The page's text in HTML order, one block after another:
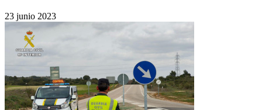
23 junio 2023